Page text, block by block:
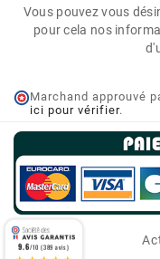
Vous pouvez vous
pour cela nos
Marchand approuvé
ici pour vérifier.
9.6/10 (389 avis)